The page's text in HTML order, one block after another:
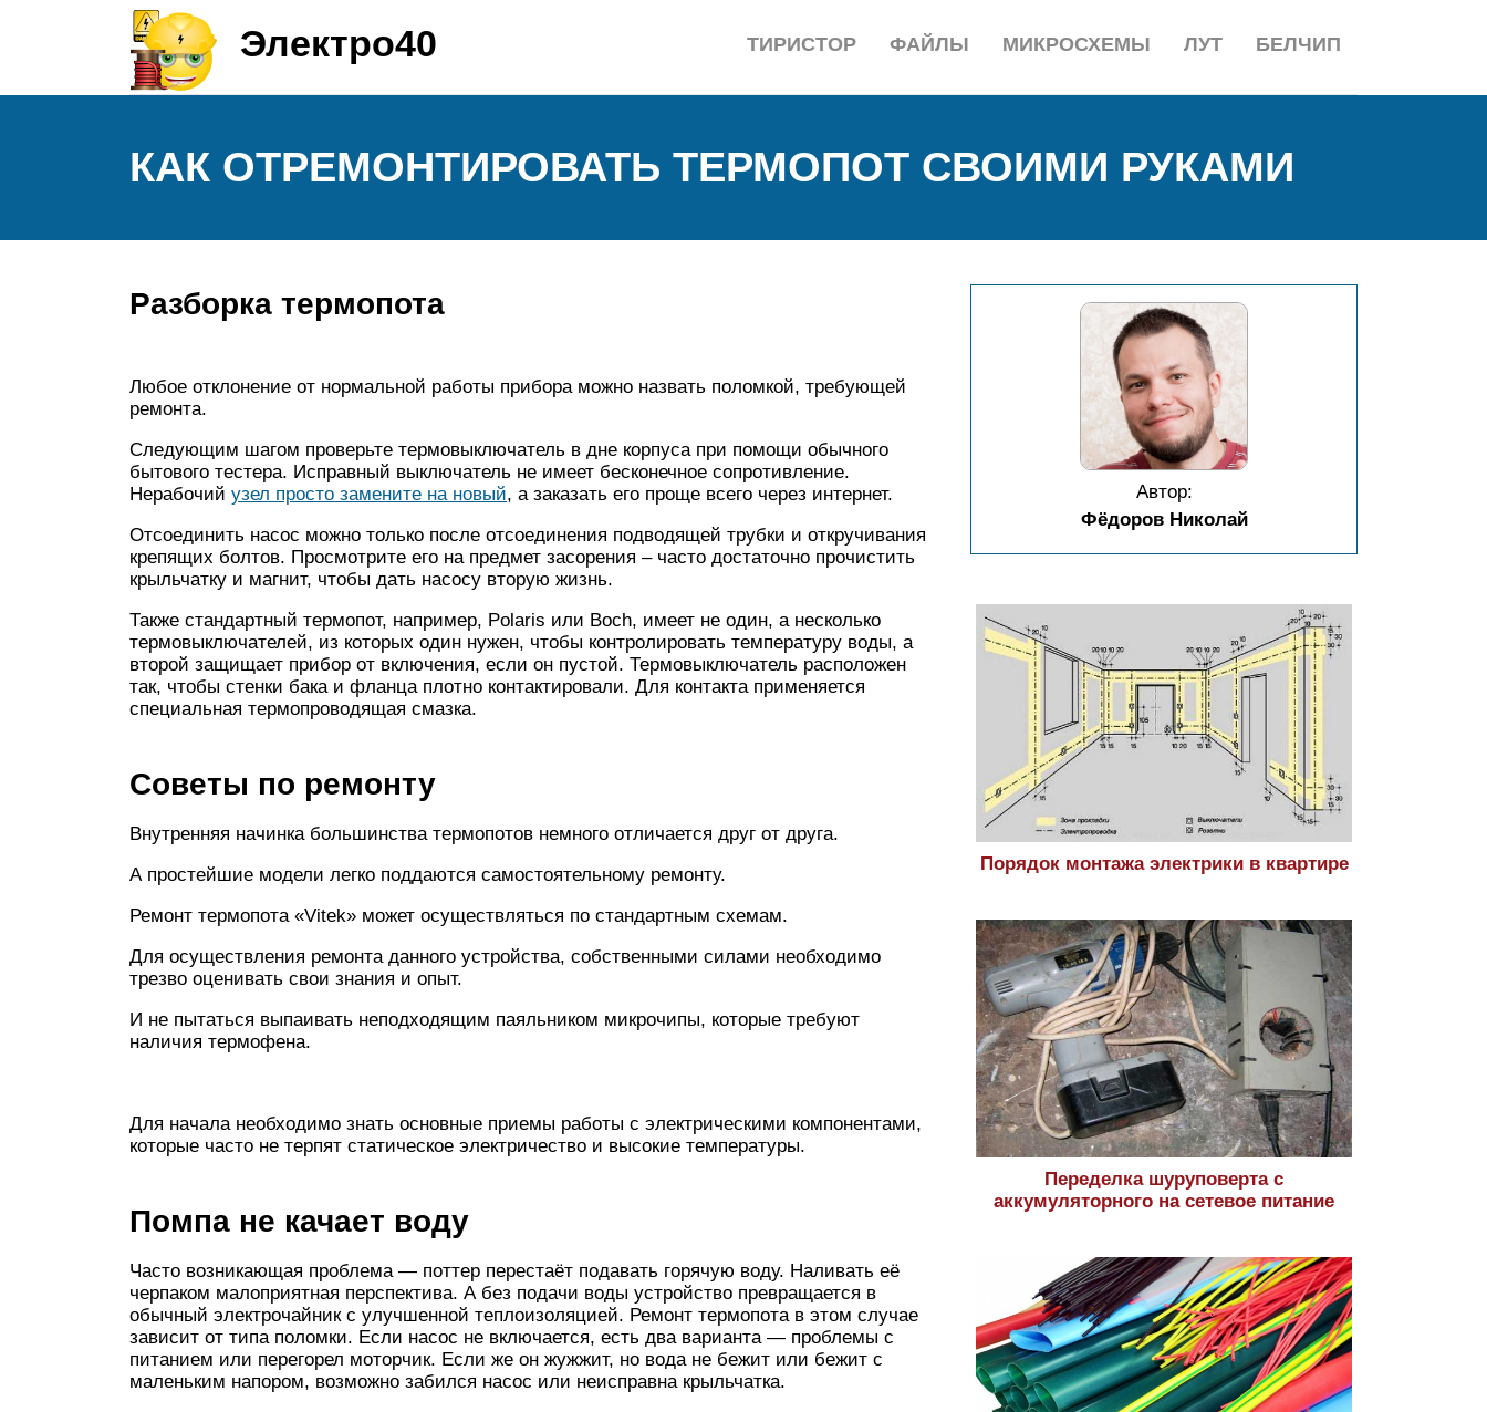
Электро40 БЕЛЧИП
ЛУТ
МИКРОСХЕМЫ
ФАЙЛЫ
ТИРИСТОР
КАК ОТРЕМОНТИРОВАТЬ ТЕРМОПОТ СВОИМИ РУКАМИ
Разборка термопота
Любое отклонение от нормальной работы прибора можно назвать поломкой, требующей
ремонта.
Следующим шагом проверьте термовыключатель в дне корпуса при помощи обычного
бытового тестера. Исправный выключатель не имеет бесконечное сопротивление.
Нерабочий узел просто замените на новый, а заказать его проще всего через интернет.
Отсоединить насос можно только после отсоединения подводящей трубки и откручивания
крепящих болтов. Просмотрите его на предмет засорения – часто достаточно прочистить
крыльчатку и магнит, чтобы дать насосу вторую жизнь.
Также стандартный термопот, например, Polaris или Boch, имеет не один, а несколько
термовыключателей, из которых один нужен, чтобы контролировать температуру воды, а
второй защищает прибор от включения, если он пустой. Термовыключатель расположен
так, чтобы стенки бака и фланца плотно контактировали. Для контакта применяется
специальная термопроводящая смазка.
Советы по ремонту
Внутренняя начинка большинства термопотов немного отличается друг от друга.
А простейшие модели легко поддаются самостоятельному ремонту.
Ремонт термопота «Vitek» может осуществляться по стандартным схемам.
Для осуществления ремонта данного устройства, собственными силами необходимо
трезво оценивать свои знания и опыт.
И не пытаться выпаивать неподходящим паяльником микрочипы, которые требуют
наличия термофена.
Для начала необходимо знать основные приемы работы с электрическими компонентами,
которые часто не терпят статическое электричество и высокие температуры.
Помпа не качает воду
Часто возникающая проблема — поттер перестаёт подавать горячую воду. Наливать её
черпаком малоприятная перспектива. А без подачи воды устройство превращается в
обычный электрочайник с улучшенной теплоизоляцией. Ремонт термопота в этом случае
зависит от типа поломки. Если насос не включается, есть два варианта — проблемы с
питанием или перегорел моторчик. Если же он жужжит, но вода не бежит или бежит с
маленьким напором, возможно забился насос или неисправна крыльчатка.
Автор:
Фёдоров Николай
Порядок монтажа электрики в квартире
Переделка шуруповерта с
аккумуляторного на сетевое питание